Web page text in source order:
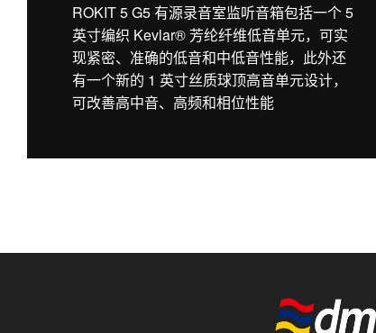
ROKIT 5 G5 有源录音室监听音箱包括一个 5
英寸编织 Kevlar® 芳纶纤维低音单元，可实
现紧密、准确的低音和中低音性能，此外还
有一个新的 1 英寸丝质球顶高音单元设计，
可改善高中音、高频和相位性能